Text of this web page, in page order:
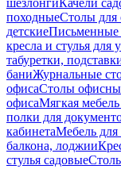
шезлонгиКачели
походныеСтолы для
детскиеПисьменные
кресла и стулья для
табуретки,
баниЖурнальные
офисаСтолы
офисаМягкая
полки для
кабинетаМебель
балкона, лоджии
стулья садовые